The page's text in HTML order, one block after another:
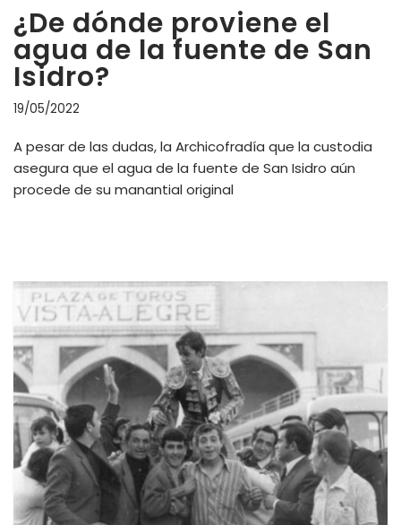
¿De dónde proviene el
agua de la fuente de San
Isidro?
19/05/2022
A pesar de las dudas, la Archicofradía que la custodia
asegura que el agua de la fuente de San Isidro aún
procede de su manantial original